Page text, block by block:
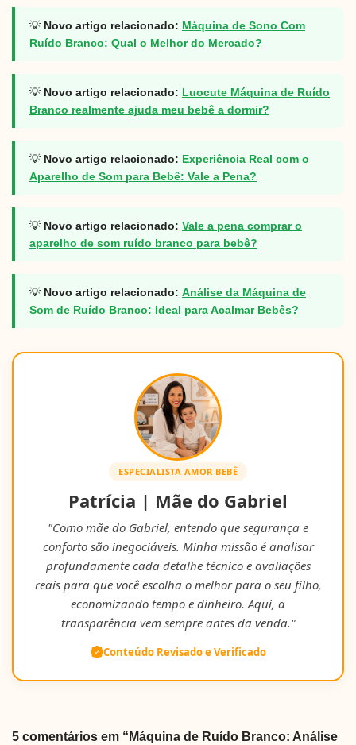
💡 Novo artigo relacionado: Máquina de Sono Com
Ruído Branco: Qual o Melhor do Mercado?
💡 Novo artigo relacionado: Luocute Máquina de Ruído
Branco realmente ajuda meu bebê a dormir?
💡 Novo artigo relacionado: Experiência Real com o
Aparelho de Som para Bebê: Vale a Pena?
💡 Novo artigo relacionado: Vale a pena comprar o
aparelho de som ruído branco para bebê?
💡 Novo artigo relacionado: Análise da Máquina de
Som de Ruído Branco: Ideal para Acalmar Bebês?
ESPECIALISTA AMOR BEBÊ
Patrícia | Mãe do Gabriel
"Como mãe do Gabriel, entendo que segurança e
conforto são inegociáveis. Minha missão é analisar
profundamente cada detalhe técnico e avaliações
reais para que você escolha o melhor para o seu filho,
economizando tempo e dinheiro. Aqui, a
transparência vem sempre antes da venda."
Conteúdo Revisado e Verificado
5 comentários em “Máquina de Ruído Branco: Análise